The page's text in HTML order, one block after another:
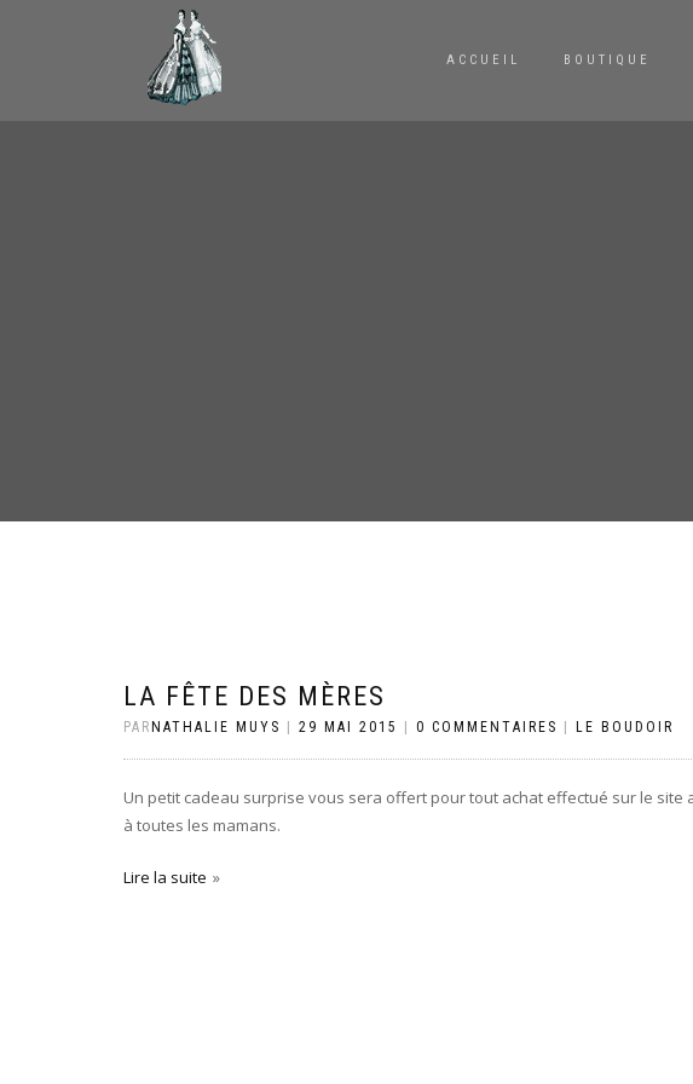
ACCUEIL BOUTIQUE
LA FÊTE DES MÈRES
PAR NATHALIE MUYS 29 MAI 2015 0 COMMENTAIRES LE BOUDOIR
Un petit cadeau surprise vous sera offert pour tout achat effectué sur le site
à toutes les mamans.
Lire la suite